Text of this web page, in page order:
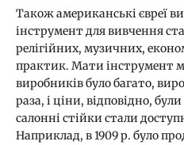
Також американські євреї
інструмент для вивчення
релігійних, музичних,
практик. Мати інструмент
виробників було багато,
раза, і ціни, відповідно,
салонні стійки стали
Наприклад, в 1909 р. було